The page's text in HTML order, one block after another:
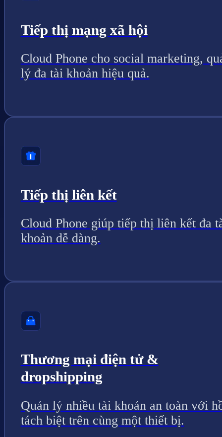
Tiếp thị mạng xã hội
Cloud Phone cho social marketing,
lý đa tài khoản hiệu quả.
Tiếp thị liên kết
Cloud Phone giúp tiếp thị liên kết đa
khoản dễ dàng.
Thương mại điện tử &
dropshipping
Quản lý nhiều tài khoản an toàn với
tách biệt trên cùng một thiết bị.